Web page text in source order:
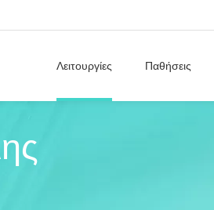
Λειτουργίες Παθήσεις